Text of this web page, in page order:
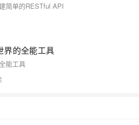
简单的RESTful API
界的全能工具
能工具